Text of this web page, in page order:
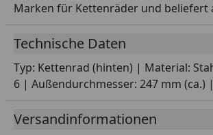
Marken für Kettenräder und beliefert
Technische Daten
Typ: Kettenrad (hinten) | Material:
6 | Außendurchmesser: 247 mm (ca.)
Versandinformationen